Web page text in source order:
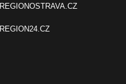
REGIONOSTRAVA.CZ
REGION24.CZ